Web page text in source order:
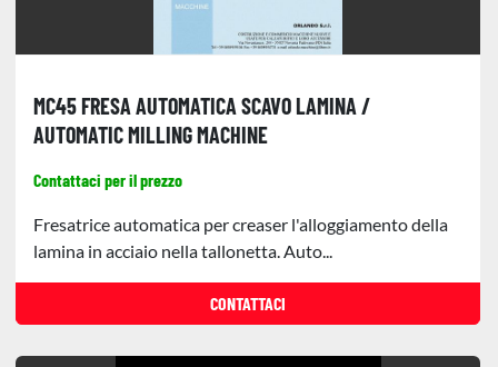
MC45 FRESA AUTOMATICA SCAVO LAMINA /
AUTOMATIC MILLING MACHINE
Contattaci per il prezzo
Fresatrice automatica per creaser l'alloggiamento della
lamina in acciaio nella tallonetta. Auto...
CONTATTACI